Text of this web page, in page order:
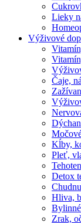
Lieky
Výživové
Čaje,
Kĺby,
Pleť,
Detox
Hliva,
Zrak,